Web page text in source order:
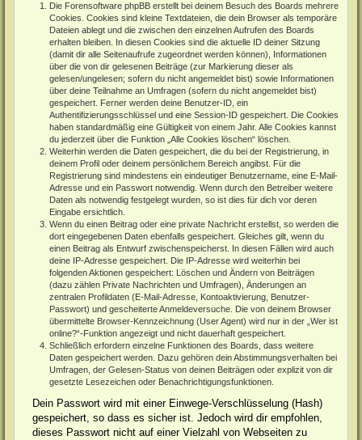
Die Forensoftware phpBB erstellt bei deinem Besuch des Boards mehrere
Cookies. Cookies sind kleine Textdateien, die dein Browser als temporäre
Dateien ablegt und die zwischen den einzelnen Aufrufen des Boards
erhalten bleiben. In diesen Cookies sind die aktuelle ID deiner Sitzung
(damit dir alle Seitenaufrufe zugeordnet werden können), Informationen
über die von dir gelesenen Beiträge (zur Markierung dieser als
gelesen/ungelesen; sofern du nicht angemeldet bist) sowie Informationen
über deine Teilnahme an Umfragen (sofern du nicht angemeldet bist)
gespeichert. Ferner werden deine Benutzer-ID, ein
Authentifizierungsschlüssel und eine Session-ID gespeichert. Die Cookies
haben standardmäßig eine Gültigkeit von einem Jahr. Alle Cookies kannst
du jederzeit über die Funktion „Alle Cookies löschen“ löschen.
Weiterhin werden die Daten gespeichert, die du bei der Registrierung, in
deinem Profil oder deinem persönlichem Bereich angibst. Für die
Registrierung sind mindestens ein eindeutiger Benutzername, eine E-Mail-
Adresse und ein Passwort notwendig. Wenn durch den Betreiber weitere
Daten als notwendig festgelegt wurden, so ist dies für dich vor deren
Eingabe ersichtlich.
Wenn du einen Beitrag oder eine private Nachricht erstellst, so werden die
dort eingegebenen Daten ebenfalls gespeichert. Gleiches gilt, wenn du
einen Beitrag als Entwurf zwischenspeicherst. In diesen Fällen wird auch
deine IP-Adresse gespeichert. Die IP-Adresse wird weiterhin bei
folgenden Aktionen gespeichert: Löschen und Ändern von Beiträgen
(dazu zählen Private Nachrichten und Umfragen), Änderungen an
zentralen Profildaten (E-Mail-Adresse, Kontoaktivierung, Benutzer-
Passwort) und gescheiterte Anmeldeversuche. Die von deinem Browser
übermittelte Browser-Kennzeichnung (User Agent) wird nur in der „Wer ist
online?“-Funktion angezeigt und nicht dauerhaft gespeichert.
Schließlich erfordern einzelne Funktionen des Boards, dass weitere
Daten gespeichert werden. Dazu gehören dein Abstimmungsverhalten bei
Umfragen, der Gelesen-Status von deinen Beiträgen oder explizit von dir
gesetzte Lesezeichen oder Benachrichtigungsfunktionen.
Dein Passwort wird mit einer Einwege-Verschlüsselung (Hash)
gespeichert, so dass es sicher ist. Jedoch wird dir empfohlen,
dieses Passwort nicht auf einer Vielzahl von Webseiten zu